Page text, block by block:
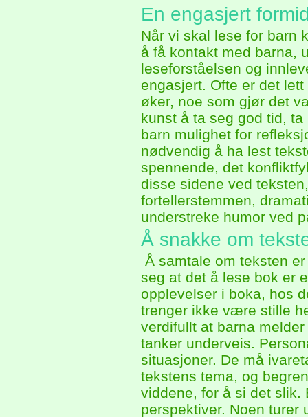
En engasjert
Når vi skal lese for barn
å få kontakt med barna,
leseforståelsen og
engasjert. Ofte er det
øker, noe som gjør det
kunst å ta seg god tid,
barn mulighet for
nødvendig å ha lest
spennende, det
disse sidene ved
fortellerstemmen,
understreke humor ved
Å snakke om
Å samtale om teksten
seg at det å lese bok er
opplevelser i boka, hos
trenger ikke være stille
verdifullt at barna
tanker underveis.
situasjoner. De må
tekstens tema, og
viddene, for å si det slik.
perspektiver. Noen turer